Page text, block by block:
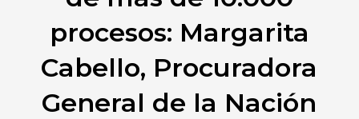
procesos: Margarita
Cabello, Procuradora
General de la Nación